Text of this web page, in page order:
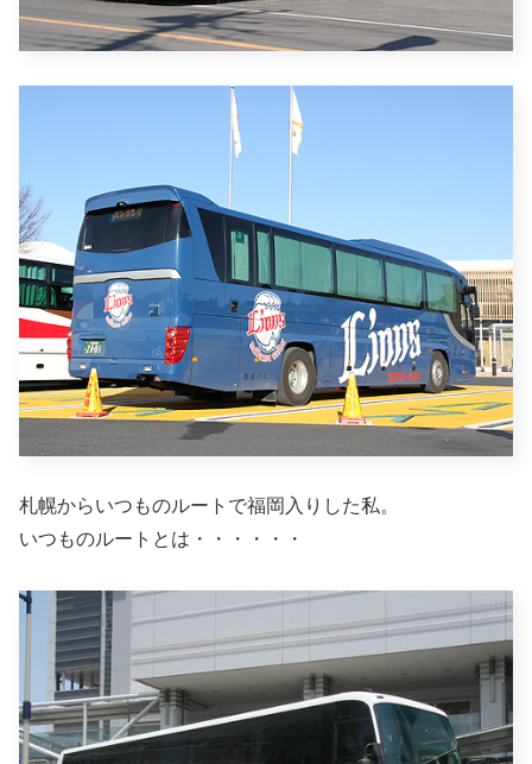
札幌からいつものルートで福岡入りした私。
いつものルートとは・・・・・・